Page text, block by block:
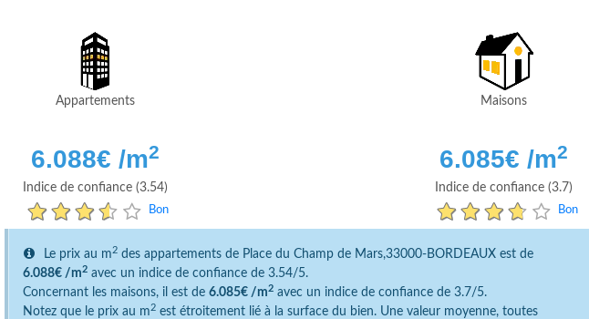
Appartements
6.088€ /m2
Indice de confiance (3.54)
Bon
Maisons
6.085€ /m2
Indice de confiance (3.7)
Bon
Le prix au m 2 des appartements de Place du Champ de Mars,33000-BORDEAUX est de
6.088€ /m2 avec un indice de confiance de 3.54/5.
Concernant les maisons, il est de 6.085€ /m2 avec un indice de confiance de 3.7/5.
Notez que le prix au m 2 est étroitement lié à la surface du bien. Une valeur moyenne, toutes